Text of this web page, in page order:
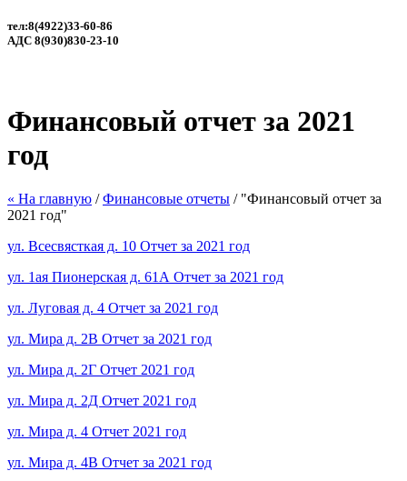
тел:8(4922)33-60-86
АДС 8(930)830-23-10
Финансовый отчет за 2021
год
« На главную /Финансовые отчеты / "Финансовый отчет за
2021 год"
ул. Всесвясткая д. 10 Отчет за 2021 год
ул. 1ая Пионерская д. 61А Отчет за 2021 год
ул. Луговая д. 4 Отчет за 2021 год
ул. Мира д. 2В Отчет за 2021 год
ул. Мира д. 2Г Отчет 2021 год
ул. Мира д. 2Д Отчет 2021 год
ул. Мира д. 4 Отчет 2021 год
ул. Мира д. 4В Отчет за 2021 год